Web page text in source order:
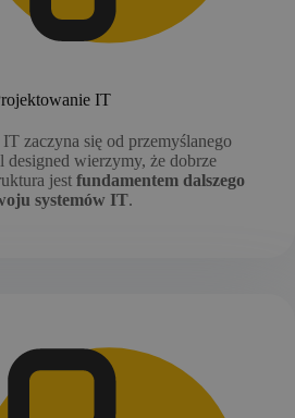
IT
zaczyna się od przemyślanego
designed wierzymy, że dobrze
jest fundamentem dalszego
systemów IT.